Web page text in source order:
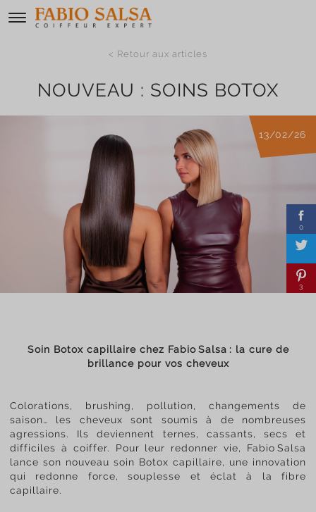
< Retour aux articles
NOUVEAU : SOINS BOTOX
13/02/26
0
3
Soin Botox capillaire chez Fabio Salsa : la cure de
brillance pour vos cheveux
Colorations, brushing, pollution, changements de
saison… les cheveux sont soumis à de nombreuses
agressions. Ils deviennent ternes, cassants, secs et
difficiles à coiffer. Pour leur redonner vie, Fabio Salsa
lance son nouveau soin Botox capillaire, une innovation
qui redonne force, souplesse et éclat à la fibre
capillaire.